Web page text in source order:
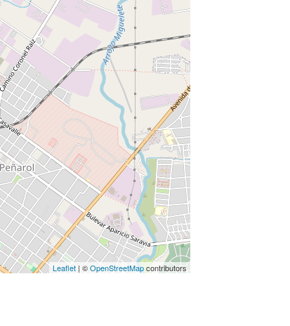
Leaflet | ©OpenStreetMapcontributors